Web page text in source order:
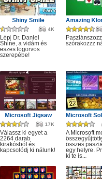
Shiny Smile
4K
Lépj Dr. Daniel
Shine, a vidám és
eszes fogorvos
szerepébe!
szórakozzz
Microsoft Jigsaw
17K
Válassz ki egyet a
2264 darab
kirakósból és
kapcsolódj ki nálunk!
A Microsoft
összes
egy helyre.
ki te is...